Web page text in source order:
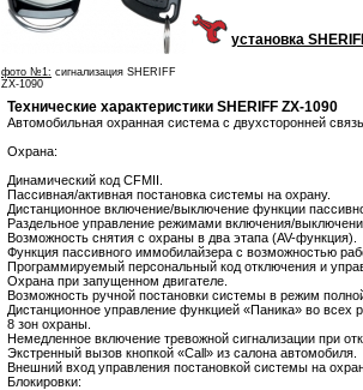
фото №1: сигнализация SHERIFF
ZX-1090
установка
Технические характеристики SHERIFF ZX-1090
Автомобильная охранная система с двухсторонней
Охрана:
Динамический код CFMII.
Пассивная/активная постановка системы на охрану.
Дистанционное включение/выключение функции
Раздельное управление режимами включения/
Возможность снятия с охраны в два этапа (AV-функция).
Функция пассивного иммобилайзера с возможностью
Программируемый персональный код отключения и
Охрана при запущенном двигателе.
Возможность ручной постановки системы в режим
Дистанционное управление функцией «Паника» во всех
8 зон охраны.
Немедленное включение тревожной сигнализации при
Экстренный вызов кнопкой «Call» из салона автомобиля.
Внешний вход управления постановкой системы на
Блокировки: